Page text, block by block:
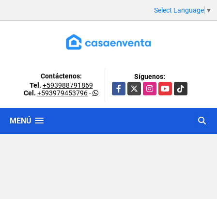
Select Language ▼
Contáctenos:
Tel. +593988791869
Cel. +593979453796-
Síguenos:
Facebook
X InstagramYouTubeTikTok
MENÚ